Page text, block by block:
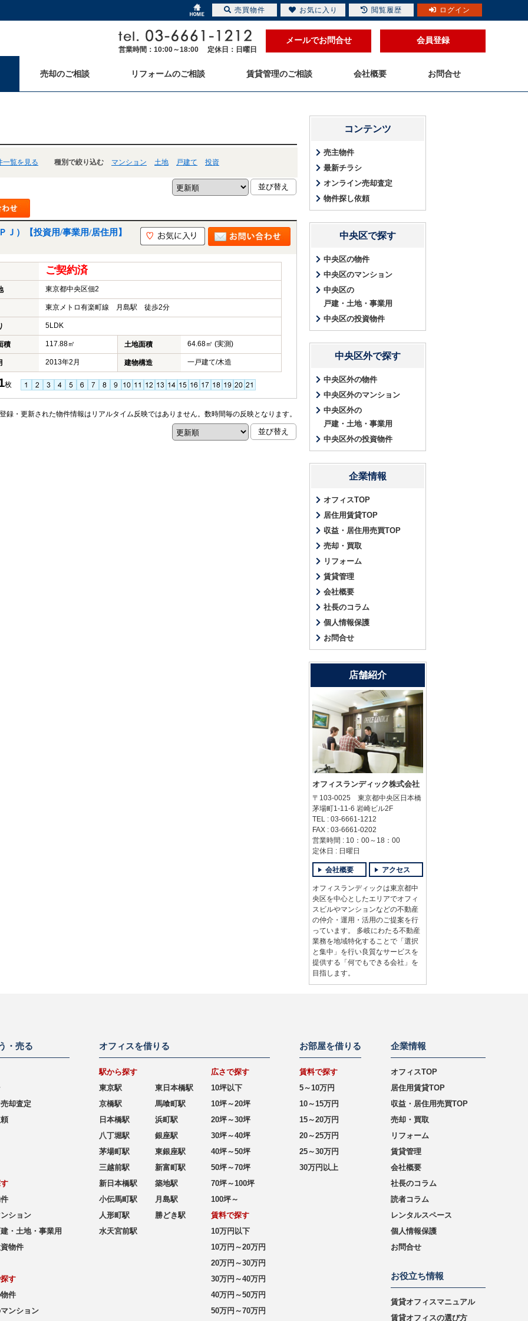
営業時間：10:00～18:00 定休日：日曜日
メールでお問合せ 会員登録
売却のご相談 リフォームのご相談 賃貸管理のご相談 会社概要 お問合せ
一覧を見る 種別で絞り込む マンション 土地 戸建て 投資
Ｊ）【投資用/事業用/居住用】
ご契約済
東京都中央区佃2
東京メトロ有楽町線 月島駅 徒歩2分
5LDK
積 117.88㎡ 土地面積 64.68㎡ (実測)
2013年2月 建物構造 一戸建て/木造
枚
録・更新された物件情報はリアルタイム反映ではありません。数時間毎の反映となります。
コンテンツ
売主物件
最新チラシ
オンライン売却査定
物件探し依頼
中央区で探す
中央区の物件
中央区のマンション
中央区の
戸建・土地・事業用
中央区の投資物件
中央区外で探す
中央区外の物件
中央区外のマンション
中央区外の
戸建・土地・事業用
中央区外の投資物件
企業情報
オフィスTOP
居住用賃貸TOP
収益・居住用売買TOP
売却・買取
リフォーム
賃貸管理
会社概要
社長のコラム
個人情報保護
お問合せ
店舗紹介
オフィスランディック株式会社
〒103-0025 東京都中央区日本橋
茅場町1-11-6 岩崎ビル2F
TEL : 03-6661-1212
FAX : 03-6661-0202
営業時間 : 10：00～18：00
定休日 : 日曜日
会社概要 アクセス
オフィスランディックは東京都中
央区を中心としたエリアでオフィ
スビルやマンションなどの不動産
の仲介・運用・活用のご提案を行
っています。 多岐にわたる不動産
業務を地域特化することで「選択
と集中」を行い良質なサービスを
提供する「何でもできる会社」を
目指します。
・売る
却査定
ション
・土地・事業用
物件
す
件
ンション
オフィスを借りる
駅から探す
東京駅
京橋駅
日本橋駅
八丁堀駅
茅場町駅
三越前駅
新日本橋駅
小伝馬町駅
人形町駅
水天宮前駅
東日本橋駅
馬喰町駅
浜町駅
銀座駅
東銀座駅
新富町駅
築地駅
月島駅
勝どき駅
広さで探す
10坪以下
10坪～20坪
20坪～30坪
30坪～40坪
40坪～50坪
50坪～70坪
70坪～100坪
100坪～
賃料で探す
10万円以下
10万円～20万円
20万円～30万円
30万円～40万円
40万円～50万円
50万円～70万円
お部屋を借りる
賃料で探す
5～10万円
10～15万円
15～20万円
20～25万円
25～30万円
30万円以上
企業情報
オフィスTOP
居住用賃貸TOP
収益・居住用売買TOP
売却・買取
リフォーム
賃貸管理
会社概要
社長のコラム
読者コラム
レンタルスペース
個人情報保護
お問合せ
お役立ち情報
賃貸オフィスマニュアル
賃貸オフィスの選び方
売買物件 お気に入り 閲覧履歴 ログイン